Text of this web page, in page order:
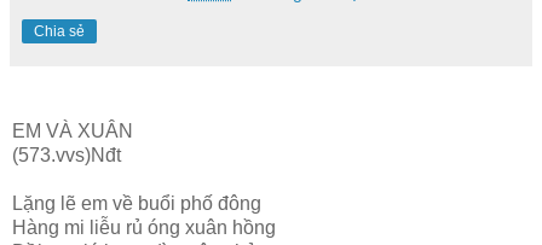
Chia sẻ
EM VÀ XUÂN
(573.vvs)Nđt
Lặng lẽ em về buổi phố đông
Hàng mi liễu rủ óng xuân hồng